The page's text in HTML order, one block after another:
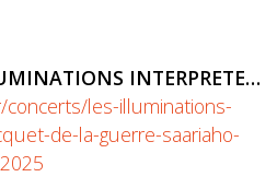
INTERPRETE…
les-illuminations-
de-la-guerre-saariaho-